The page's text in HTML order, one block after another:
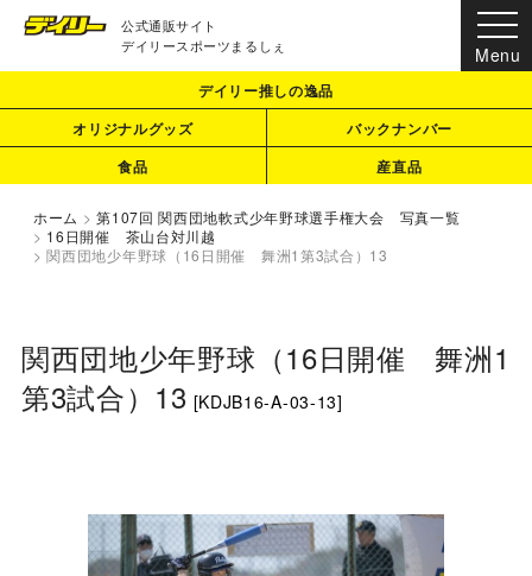
公式通販サイト
デイリースポーツまるしぇ
デイリー推しの逸品
オリジナルグッズ
バックナンバー
食品
産直品
ホーム > 第107回 関西団地軟式少年野球選手権大会 写真一覧
> 16日開催 茶山台対川越
> 関西団地少年野球（16日開催 舞洲1第3試合）13
関西団地少年野球（16日開催 舞洲1
第3試合）13 [KDJB16-A-03-13]